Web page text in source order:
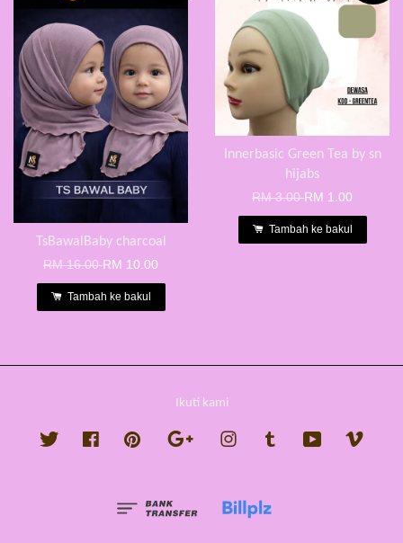
TsBawalBaby charcoal
RM 16.00RM 10.00
Tambah ke bakul
Innerbasic Green Tea by sn
hijabs
RM 3.00RM 1.00
Tambah ke bakul
Ikuti kami
Twitter FacebookPinterest Google InstagramTumblr YouTube